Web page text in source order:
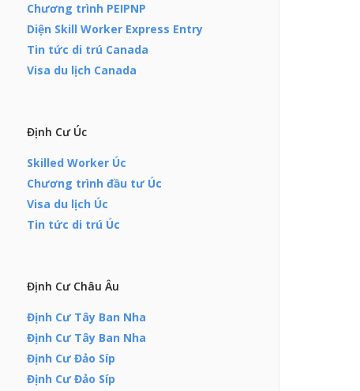
Chương trình PEIPNP
Diện Skill Worker Express Entry
Tin tức di trú Canada
Visa du lịch Canada
Định Cư Úc
Skilled Worker Úc
Chương trình đầu tư Úc
Visa du lịch Úc
Tin tức di trú Úc
Định Cư Châu Âu
Định Cư Tây Ban Nha
Định Cư Tây Ban Nha
Định Cư Đảo Síp
Định Cư Đảo Síp